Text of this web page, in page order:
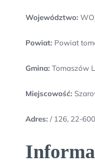
Województwo:
Powiat: Powiat
Gmina: Tomaszów
Miejscowość:
Adres: / 126, 22-600